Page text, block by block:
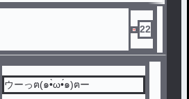
22
ウーっฅ(๑•̀ω•́๑)ฅー